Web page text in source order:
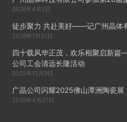
2026年4月2日
徒步聚力 共赴美好——记广州晶体
2026年1月21日
四十载风华正茂，欢乐相聚启新
公司工会清远长隆活动
2025年12月9日
广晶公司闪耀2025佛山潭洲陶瓷展
2025年4月27日